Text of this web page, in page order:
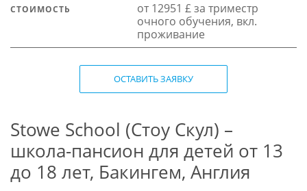
СТОИМОСТЬ
от 12951 £ за триместр
очного обучения, вкл.
проживание
ОСТАВИТЬ ЗАЯВКУ
Stowe School (Стоу Скул) –
школа-пансион для детей от 13
до 18 лет, Бакингем, Англия